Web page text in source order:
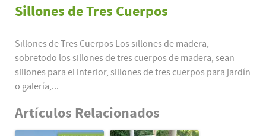
Sillones de Tres Cuerpos
Sillones de Tres Cuerpos Los sillones de madera,
sobretodo los sillones de tres cuerpos de madera, sean
sillones para el interior, sillones de tres cuerpos para jardín
o galería,...
Artículos Relacionados